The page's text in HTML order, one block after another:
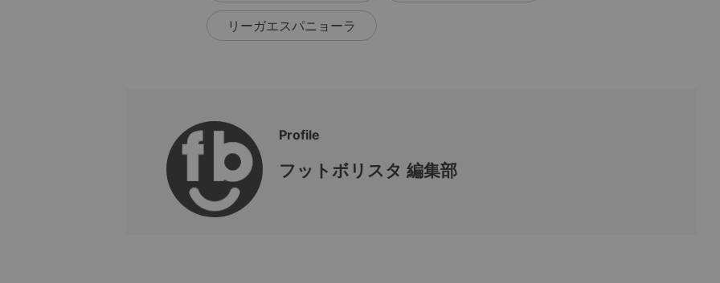
リーガエスパニョーラ
Profile
フットボリスタ 編集部